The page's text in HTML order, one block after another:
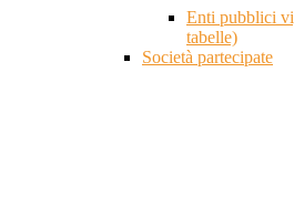
Enti pubblici
tabelle)
Società partecipate